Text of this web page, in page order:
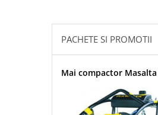
Motoburghie si masini sa sapat
Motocoase si trimmere
Plasa de umbrire, mascare gard
PACHETE SI PROMOTII
Mai compactor